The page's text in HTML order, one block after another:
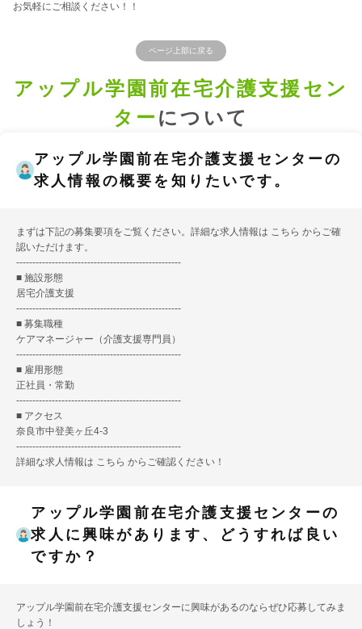
お気軽にご相談ください！！
ページ上部に戻る
アップル学園前在宅介護支援セン
ター について
アップル学園前在宅介護支援センターの
求人情報の概要を知りたいです。
まずは下記の募集要項をご覧ください。詳細な求人情報は こちら からご確
認いただけます。
---------------------------------------------------
■ 施設形態
居宅介護支援
---------------------------------------------------
■ 募集職種
ケアマネージャー（介護支援専門員）
---------------------------------------------------
■ 雇用形態
正社員・常勤
---------------------------------------------------
■ アクセス
奈良市中登美ヶ丘4-3
---------------------------------------------------
詳細な求人情報は こちら からご確認ください！
アップル学園前在宅介護支援センターの
求人に興味があります、どうすれば良い
ですか？
アップル学園前在宅介護支援センターに興味があるのならぜひ応募してみま
しょう！